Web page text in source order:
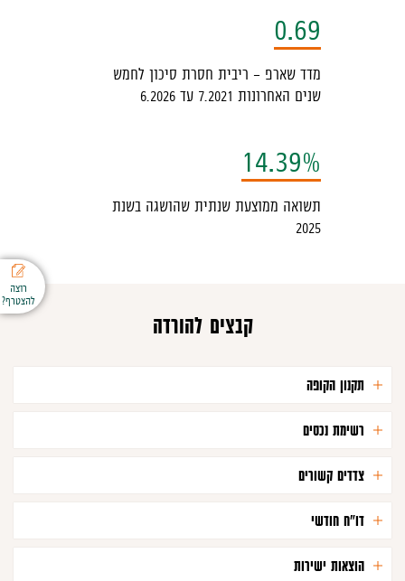
רוצה
להצטרף?
0.69
מדד שארפ - ריבית חסרת סיכון לחמש
שנים האחרונות 7.2021 עד 6.2026
14.39%
תשואה ממוצעת שנתית שהושגה בשנת
2025
קבצים להורדה
תקנון הקופה
רשימת נכסים
צדדים קשורים
דו"ח חודשי
הוצאות ישירות